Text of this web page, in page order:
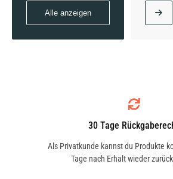
bis 05/2008
Alle anzeigen
30 Tage
Als Privatkunde kannst du Produkte
Tage nach Erhalt wieder